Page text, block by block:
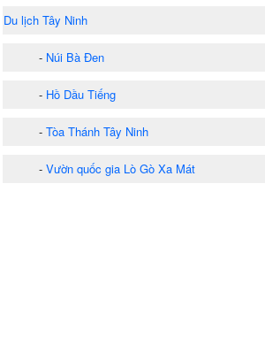
Du lịch Tây Ninh
- Núi Bà Đen
- Hồ Dầu Tiếng
- Tòa Thánh Tây Ninh
- Vườn quốc gia Lò Gò Xa Mát